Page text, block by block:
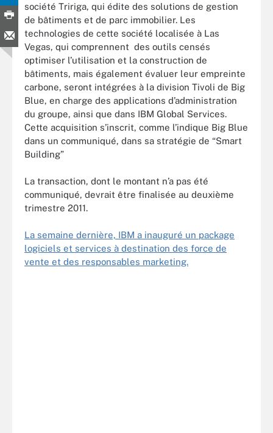
société Tririga, qui édite des solutions de gestion
de bâtiments et de parc immobilier. Les
technologies de cette société localisée à Las
Vegas, qui comprennent des outils censés
optimiser l’utilisation et la construction de
bâtiments, mais également évaluer leur empreinte
carbone, seront intégrées à la division Tivoli de Big
Blue, en charge des applications d’administration
du groupe, ainsi que dans IBM Global Services.
Cette acquisition s’inscrit, comme l’indique Big Blue
dans un communiqué, dans sa stratégie de “Smart
Building”
La transaction, dont le montant n’a pas été
communiqué, devrait être finalisée au deuxième
trimestre 2011.
La semaine dernière, IBM a inauguré un package
logiciels et services à destination des force de
vente et des responsables marketing.